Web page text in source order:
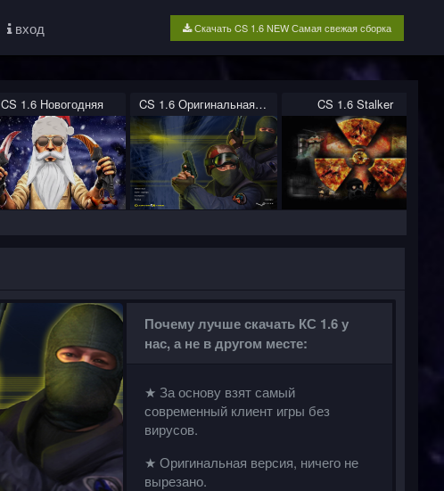
вход Скачать CS 1.6 NEW Самая свежая сборка
CS 1.6 Новогодняя CS 1.6 Оригинальная Версия CS 1.6 Stalker
Почему лучше скачать КС 1.6 у
нас, а не в другом месте:
★ За основу взят самый
современный клиент игры без
вирусов.
★ Оригинальная версия, ничего не
вырезано.